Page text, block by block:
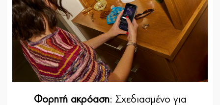
Φορητή ακρόαση: Σχεδιασμένο για